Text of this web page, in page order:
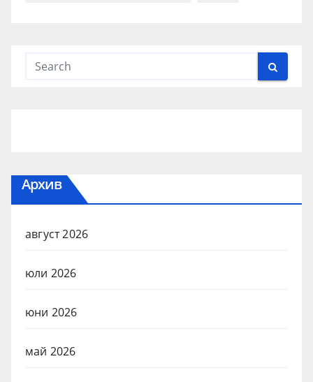
Архив
август 2026
юли 2026
юни 2026
май 2026